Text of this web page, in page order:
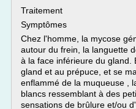
Traitement
Symptômes
Chez l'homme, la mycose
autour du frein, la languette
à la face inférieure du gland.
gland et au prépuce, et se
enflammé de la muqueuse ,
blancs ressemblant à des
sensations de brûlure et/ou